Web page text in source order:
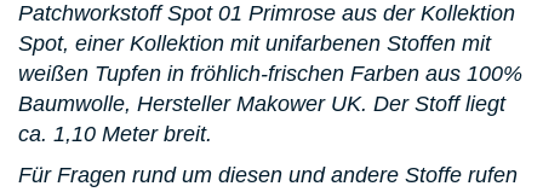
Patchworkstoff Spot 01 Primrose aus der Kollektion
Spot, einer Kollektion mit unifarbenen Stoffen mit
weißen Tupfen in fröhlich-frischen Farben aus 100%
Baumwolle, Hersteller Makower UK. Der Stoff liegt
ca. 1,10 Meter breit.
Für Fragen rund um diesen und andere Stoffe rufen